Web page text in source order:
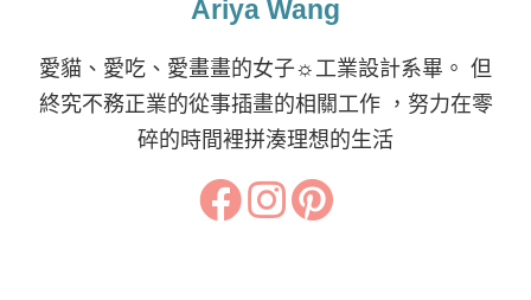
Ariya Wang
愛貓、愛吃、愛畫畫的女子☼工業設計系畢。 但
終究不務正業的從事插畫的相關工作 ，努力在零
碎的時間裡拼湊理想的生活